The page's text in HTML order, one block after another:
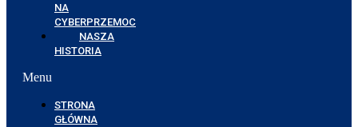
NA
CYBERPRZEMOC
NASZA
HISTORIA
Menu
STRONA
GŁÓWNA